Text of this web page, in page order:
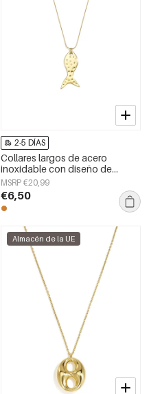
2-5 DÍAS
Collares largos de acero
inoxidable con diseño de
peces, estilo casual y sencillo
para uso diario. Joyería para
mujer.
MSRP €20,99
€6,50
Almacén de la UE